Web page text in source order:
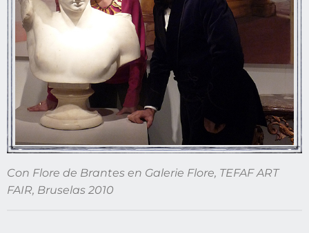
Con Flore de Brantes en Galerie Flore, TEFAF ART
FAIR, Bruselas 2010